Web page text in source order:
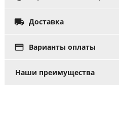
 Доставка
 Варианты оплаты
Наши преимущества